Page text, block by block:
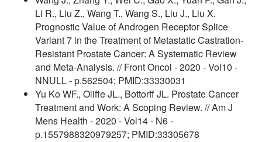
Li R., Liu Z., Wang T., Wang S., Liu J., Liu X.
Prognostic Value of Androgen Receptor Splice
Variant 7 in the Treatment of Metastatic Castration-
Resistant Prostate Cancer: A Systematic Review
and Meta-Analysis. // Front Oncol - 2020 - Vol10 -
NNULL - p.562504; PMID:33330031
Yu Ko WF., Oliffe JL., Bottorff JL. Prostate Cancer
Treatment and Work: A Scoping Review. // Am J
Mens Health - 2020 - Vol14 - N6 -
p.1557988320979257; PMID:33305678